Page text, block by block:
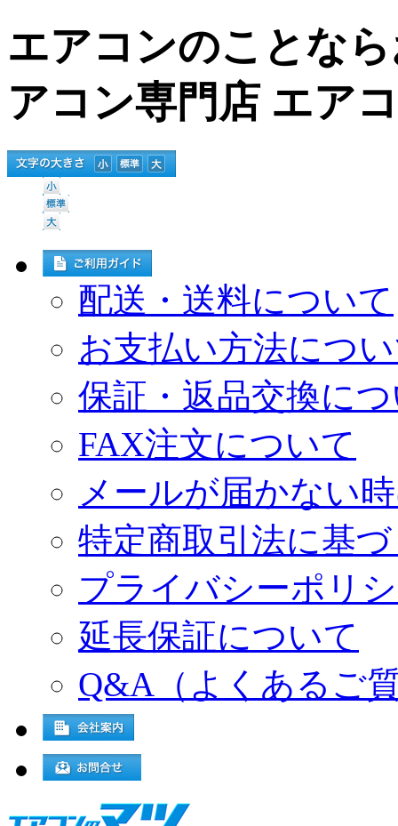
エアコンのことな
アコン専門店 エア
配送・送料について
お支払い方法につ
保証・返品交換に
FAX注文について
メールが届かない
特定商取引法に基
プライバシーポリ
延長保証について
Q&A（よくあるご